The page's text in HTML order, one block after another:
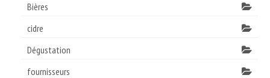
Bières
cidre
Dégustation
fournisseurs